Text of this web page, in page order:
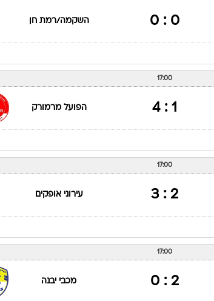
0 : 0 השקמה/רמת חן
17:00
1 : 4 הפועל מרמורק
17:00
2 : 3 עירוני אופקים
17:00
2 : 0 מכבי יבנה